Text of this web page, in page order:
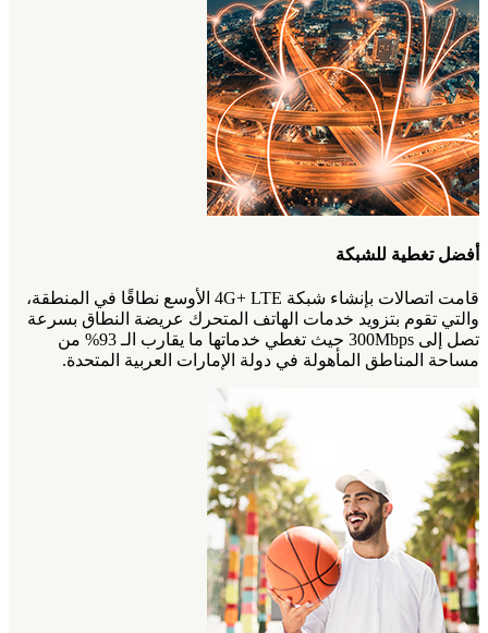
أفضل تغطية للشبكة
قامت اتصالات بإنشاء شبكة 4G+ LTE الأوسع نطاقًا في المنطقة،
والتي تقوم بتزويد خدمات الهاتف المتحرك عريضة النطاق بسرعة
تصل إلى 300Mbps حيث تغطي خدماتها ما يقارب الـ 93% من
مساحة المناطق المأهولة في دولة الإمارات العربية المتحدة.